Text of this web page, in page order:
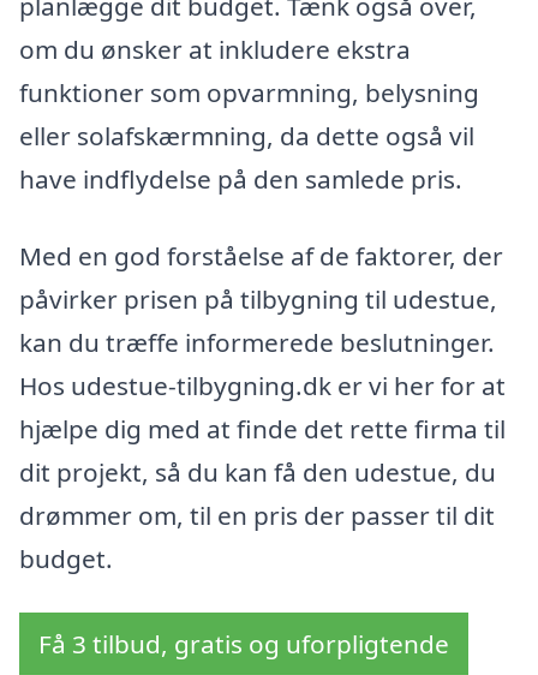
om du ønsker at inkludere ekstra
funktioner som opvarmning, belysning
eller solafskærmning, da dette også vil
have indflydelse på den samlede pris.
Med en god forståelse af de faktorer, der
påvirker prisen på tilbygning til udestue,
kan du træffe informerede beslutninger.
Hos udestue-tilbygning.dk er vi her for at
hjælpe dig med at finde det rette firma til
dit projekt, så du kan få den udestue, du
drømmer om, til en pris der passer til dit
budget.
Få 3 tilbud, gratis og uforpligtende